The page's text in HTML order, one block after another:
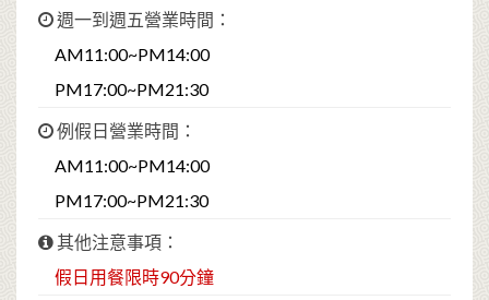
週一到週五營業時間：
AM11:00~PM14:00
PM17:00~PM21:30
例假日營業時間：
AM11:00~PM14:00
PM17:00~PM21:30
其他注意事項：
假日用餐限時90分鐘